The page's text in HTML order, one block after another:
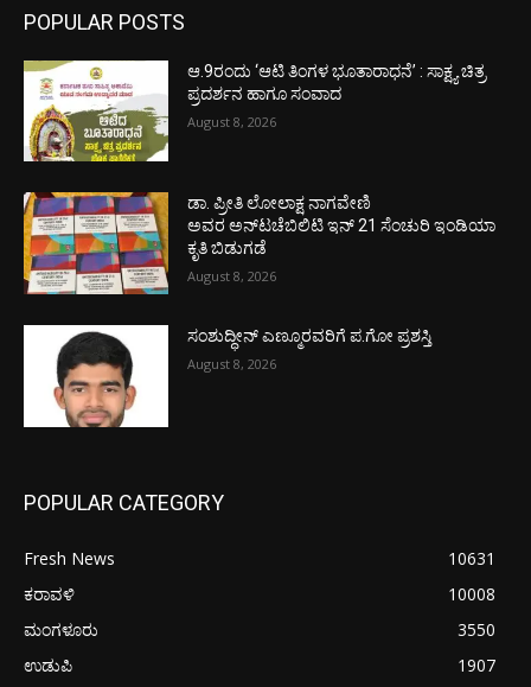
POPULAR POSTS
ಆ.9ರಂದು ‘ಆಟಿ ತಿಂಗಳ ಭೂತಾರಾಧನೆ’ : ಸಾಕ್ಷ್ಯ ಚಿತ್ರ
ಪ್ರದರ್ಶನ ಹಾಗೂ ಸಂವಾದ
August 8, 2026
ಡಾ. ಪ್ರೀತಿ ಲೋಲಾಕ್ಷ ನಾಗವೇಣಿ
ಅವರ ಅನ್‌ಟಚೆಬಿಲಿಟಿ ಇನ್ 21 ಸೆಂಚುರಿ ಇಂಡಿಯಾ
ಕೃತಿ ಬಿಡುಗಡೆ
August 8, 2026
ಸಂಶುದ್ಧೀನ್ ಎಣ್ಮೂರವರಿಗೆ ಪ.ಗೋ ಪ್ರಶಸ್ತಿ
August 8, 2026
POPULAR CATEGORY
Fresh News
10631
ಕರಾವಳಿ
10008
ಮಂಗಳೂರು
3550
ಉಡುಪಿ
1907